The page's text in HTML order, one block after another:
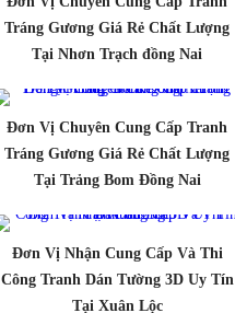
Tráng Gương Giá Rẻ Chất Lượng
Tại Nhơn Trạch đồng Nai
Đơn Vị Chuyên Cung Cấp Tranh
Tráng Gương Giá Rẻ Chất Lượng
Tại Trảng Bom Đồng Nai
Đơn Vị Nhận Cung Cấp Và Thi
Công Tranh Dán Tường 3D Uy Tín
Tại Xuân Lộc